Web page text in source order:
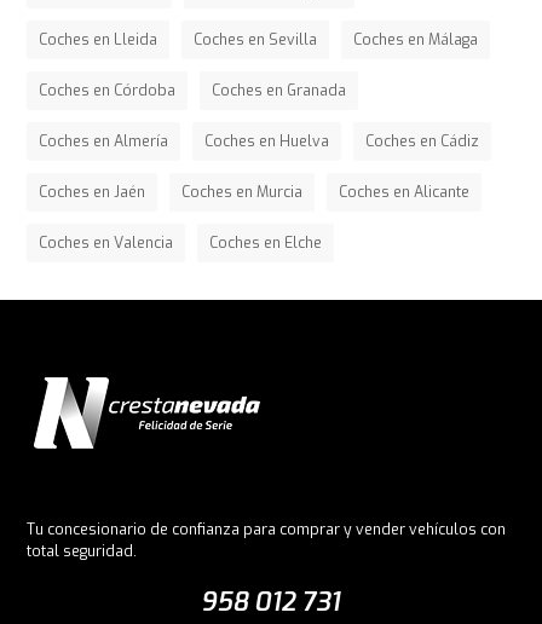
Coches en Lleida Coches en Sevilla Coches en Málaga
Coches en Córdoba Coches en Granada
Coches en Almería Coches en Huelva Coches en Cádiz
Coches en Jaén Coches en Murcia Coches en Alicante
Coches en Valencia Coches en Elche
Tu concesionario de confianza para comprar y vender vehículos con
total seguridad.
958 012 731